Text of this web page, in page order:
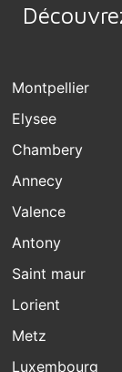
Montpellier
Elysee
Chambery
Annecy
Valence
Antony
Saint maur
Lorient
Metz
Luxembourg